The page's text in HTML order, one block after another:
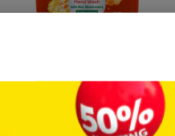
Palmolive Hygiene-Plus Family
3.
29